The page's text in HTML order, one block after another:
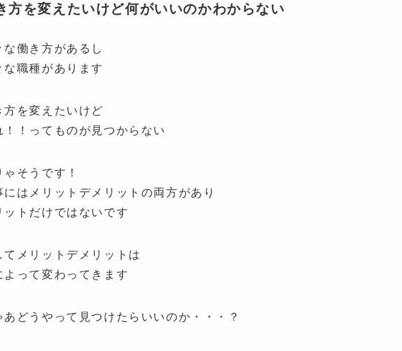
方を変えたいけど何がいいのかわからない
な働き方があるし
な職種があります
方を変えたいけど
！！ってものが見つからない
ゃそうです！
にはメリットデメリットの両方があり
ットだけではないです
てメリットデメリットは
よって変わってきます
あどうやって見つけたらいいのか・・・？